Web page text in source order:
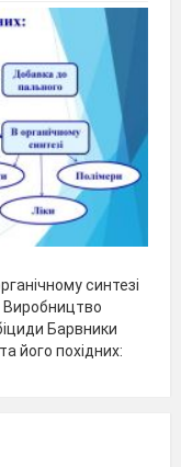
синтезі
Виробництво
Барвники
його похідних: